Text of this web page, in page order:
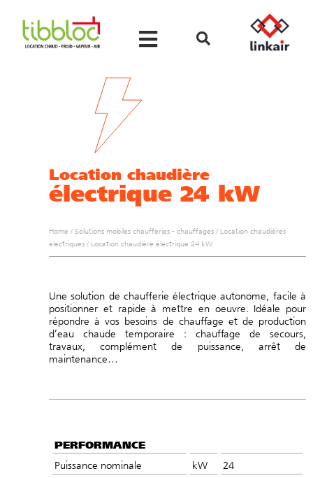
Location chaudière
électrique 24 kW
Home / Solutions mobiles chaufferies - chauffages / Location chaudières
électriques / Location chaudière électrique 24 kW
Une solution de chaufferie électrique autonome, facile à
positionner et rapide à mettre en oeuvre. Idéale pour
répondre à vos besoins de chauffage et de production
d’eau chaude temporaire : chauffage de secours,
travaux, complément de puissance, arrêt de
maintenance…
PERFORMANCE
Puissance nominale kW
24